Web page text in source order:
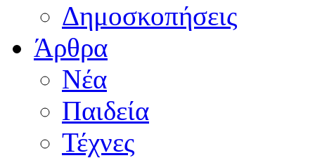
Δημοσκοπήσεις
Άρθρα
Νέα
Παιδεία
Τέχνες